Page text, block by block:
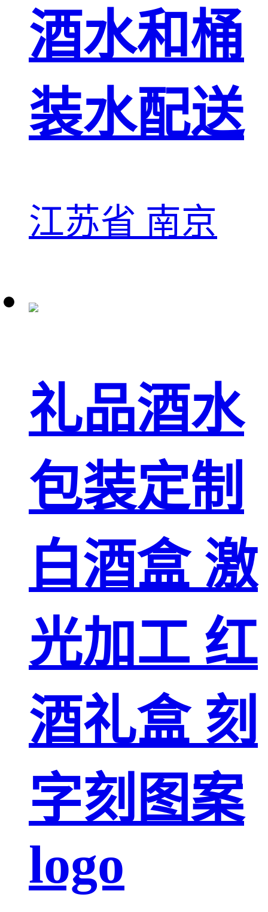
酒水和桶
装水配送
江苏省 南京
礼品酒水
包装定制
白酒盒 激
光加工 红
酒礼盒 刻
字刻图案
logo